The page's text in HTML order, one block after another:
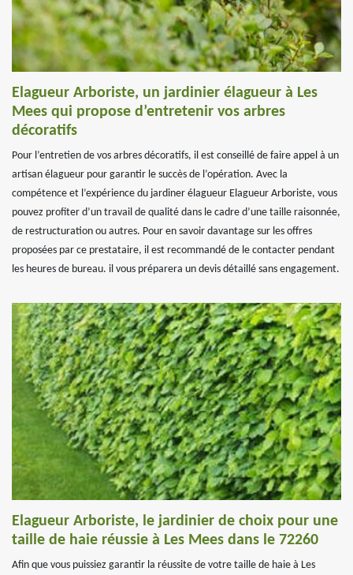
Elagueur Arboriste, un jardinier élagueur à Les
Mees qui propose d’entretenir vos arbres
décoratifs
Pour l’entretien de vos arbres décoratifs, il est conseillé de faire appel à un
artisan élagueur pour garantir le succès de l’opération. Avec la
compétence et l’expérience du jardiner élagueur Elagueur Arboriste, vous
pouvez profiter d’un travail de qualité dans le cadre d’une taille raisonnée,
de restructuration ou autres. Pour en savoir davantage sur les offres
proposées par ce prestataire, il est recommandé de le contacter pendant
les heures de bureau. il vous préparera un devis détaillé sans engagement.
Elagueur Arboriste, le jardinier de choix pour une
taille de haie réussie à Les Mees dans le 72260
Afin que vous puissiez garantir la réussite de votre taille de haie à Les